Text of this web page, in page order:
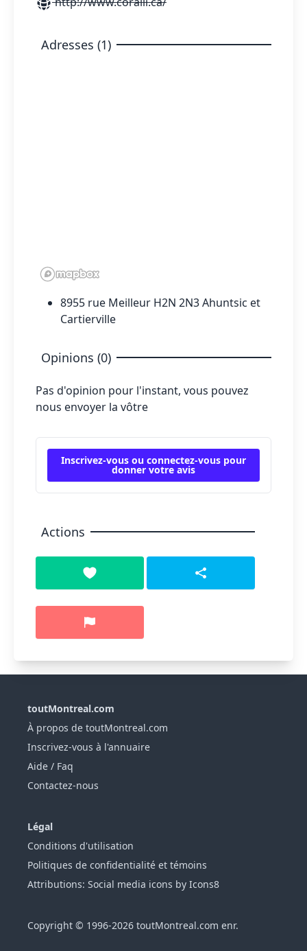
Adresses (1)
8955 rue Meilleur H2N 2N3 Ahuntsic et
Cartierville
Opinions (0)
Pas d'opinion pour l'instant, vous pouvez
nous envoyer la vôtre
Inscrivez-vous ou connectez-vous pour
donner votre avis
Actions
toutMontreal.com
À propos de toutMontreal.com
Inscrivez-vous à l'annuaire
Aide / Faq
Contactez-nous
Légal
Conditions d'utilisation
Politiques de confidentialité et témoins
Attributions: Social media icons by Icons8
Copyright © 1996-2026 toutMontreal.com enr.